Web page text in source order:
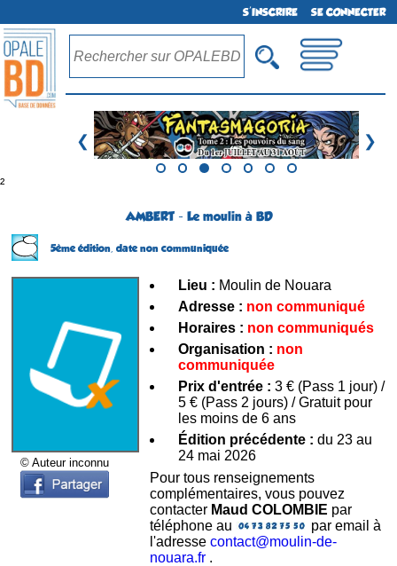
S'INSCRIRE SE CONNECTER
❮ ❯
²
AMBERT - Le moulin à BD
5ème édition, date non communiquée
© Auteur inconnu
Lieu : Moulin de Nouara
Adresse : non communiqué
Horaires : non communiqués
Organisation : non
communiquée
Prix d'entrée : 3 € (Pass 1 jour) /
5 € (Pass 2 jours) / Gratuit pour
les moins de 6 ans
Édition précédente : du 23 au
24 mai 2026
Pour tous renseignements
complémentaires, vous pouvez
contacter Maud COLOMBIE par
téléphone au
par email à
l'adresse contact@moulin-de-
nouara.fr .